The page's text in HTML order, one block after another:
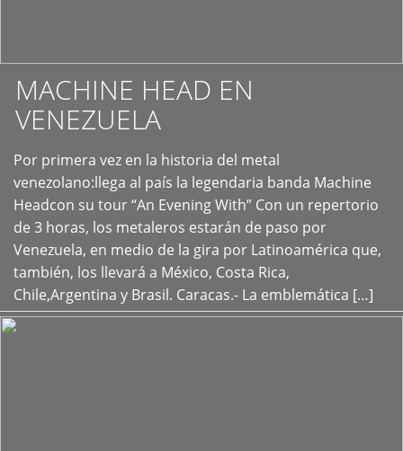
MACHINE HEAD EN
VENEZUELA
Por primera vez en la historia del metal
venezolano:llega al país la legendaria banda Machine
Headcon su tour “An Evening With” Con un repertorio
de 3 horas, los metaleros estarán de paso por
Venezuela, en medio de la gira por Latinoamérica que,
también, los llevará a México, Costa Rica,
Chile,Argentina y Brasil. Caracas.- La emblemática […]
+